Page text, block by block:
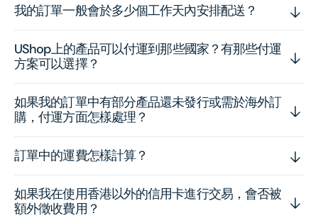
我的訂單一般會於多少個工作天內安排配送？
UShop上的產品可以付運到那些國家？有那些付運
方案可以選擇？
如果我的訂單中有部分產品還未發行或需於海外訂
購，付運方面怎樣處理？
訂單中的運費怎樣計算？
如果我在使用香港以外的信用卡進行交易，會否被
額外徵收費用？